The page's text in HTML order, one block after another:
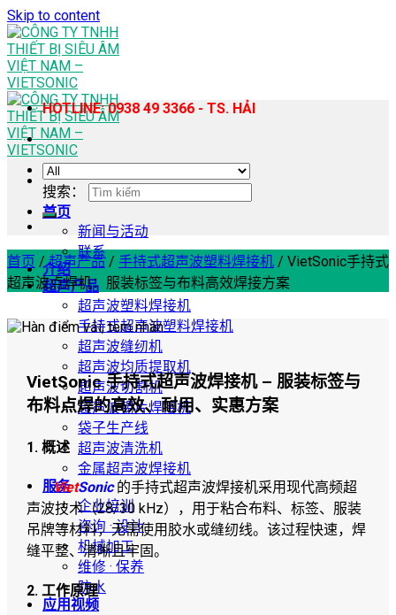
Skip to content
首页
新闻与活动
联系
介绍
超声产品
超声波塑料焊接机
手持式超声波塑料焊接机
超声波缝纫机
超声波均质提取机
超声波切割机
超声波锡片焊接机
袋子生产线
超声波清洗机
金属超声波焊接机
服务
企业培训
咨询 · 设计
机械加工
维修 · 保养
防水
应用视频
HOTLINE: 0938 49 3366 - TS. HẢI
搜索：
首页 / 超声产品 / 手持式超声波塑料焊接机 / VietSonic手持式
超声波点焊机：服装标签与布料高效焊接方案
VietSonic 手持式超声波焊接机 – 服装标签与
布料点焊的高效、耐用、实惠方案
1. 概述
VietSonic的手持式超声波焊接机采用现代高频超
声波技术（28/30 kHz），用于粘合布料、标签、服装
吊牌等材料，无需使用胶水或缝纫线。该过程快速，焊
缝平整、清晰且牢固。
2. 工作原理